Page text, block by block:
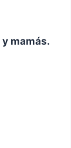
mamás.